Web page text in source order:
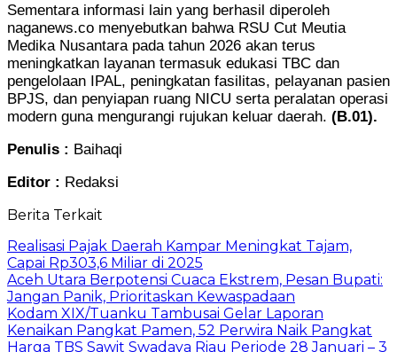
Sementara informasi lain yang berhasil diperoleh
naganews.co menyebutkan bahwa RSU Cut Meutia
Medika Nusantara pada tahun 2026 akan terus
meningkatkan layanan termasuk edukasi TBC dan
pengelolaan IPAL, peningkatan fasilitas, pelayanan pasien
BPJS, dan penyiapan ruang NICU serta peralatan operasi
modern guna mengurangi rujukan keluar daerah. (B.01).
Penulis : Baihaqi
Editor : Redaksi
Berita Terkait
Realisasi Pajak Daerah Kampar Meningkat Tajam,
Capai Rp303,6 Miliar di 2025
Aceh Utara Berpotensi Cuaca Ekstrem, Pesan Bupati:
Jangan Panik, Prioritaskan Kewaspadaan
Kodam XIX/Tuanku Tambusai Gelar Laporan
Kenaikan Pangkat Pamen, 52 Perwira Naik Pangkat
Harga TBS Sawit Swadaya Riau Periode 28 Januari – 3